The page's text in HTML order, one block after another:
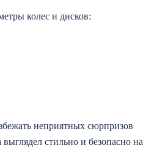
колес и дисков:
неприятных сюрпризов
стильно и безопасно на